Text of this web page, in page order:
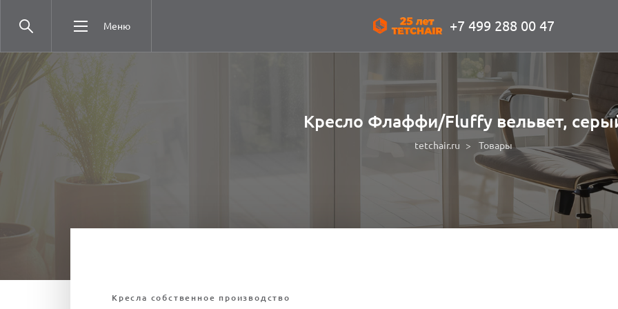
Меню +7 499 288 00 47
Кресло Флаффи/Fluffy вельвет,
tetchair.ru Товары
Кресла собственное производство